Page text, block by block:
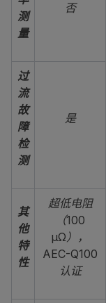
测
量
否
过
流
故
障
检
测
是
其
他
特
性
超低电阻
（100
μΩ），
AEC-Q100
认证